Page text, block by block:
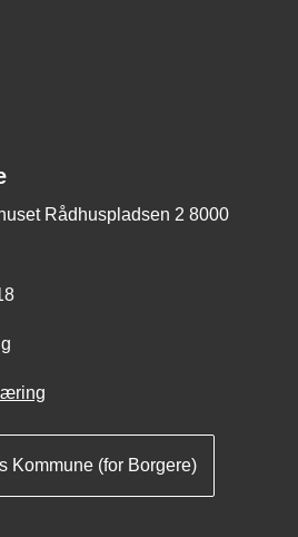
Rådhuspladsen 2 8000
Kommune (for Borgere)